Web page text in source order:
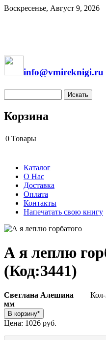
Воскресенье, Август 9, 2026
info@vmireknigi.ru
Корзина
0 Товары
Каталог
О Нас
Доставка
Оплата
Контакты
Напечатать свою книгу
А я леплю
(Код:3441)
Светлана Алешина Кол-
мм
Цена: 1026 руб.